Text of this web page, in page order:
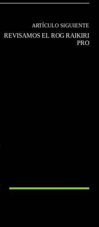
ARTÍCULO SIGUIENTE
REVISAMOS EL ROG RAIKIRI
PRO